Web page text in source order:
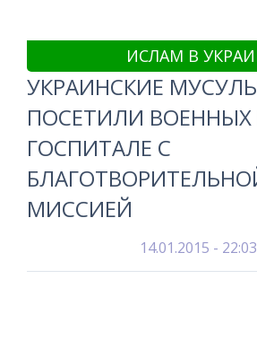
ИСЛАМ В
УКРАИНСКИЕ
ПОСЕТИЛИ ВОЕННЫХ
ГОСПИТАЛЕ С
МИССИЕЙ
14.01.2015 - 22:03